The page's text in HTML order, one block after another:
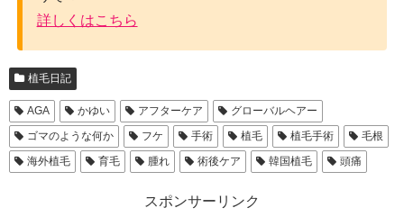
詳しくはこちら
植毛日記
AGA かゆい アフターケア
グローバルヘアー
ゴマのような何か
フケ 手術 植毛 植毛手術
毛根
海外植毛
育毛 腫れ 術後ケア 韓国植毛 頭痛
スポンサーリンク